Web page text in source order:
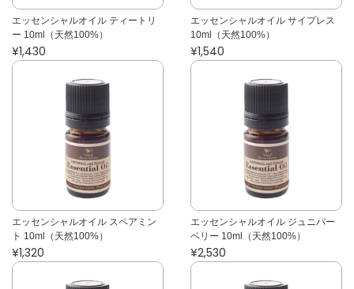
エッセンシャルオイル ティートリ
ー 10ml（天然100%）
¥1,430
エッセンシャルオイル サイプレス
10ml（天然100%）
¥1,540
エッセンシャルオイル スペアミン
ト 10ml（天然100%）
¥1,320
エッセンシャルオイル ジュニパー
ベリー 10ml（天然100%）
¥2,530